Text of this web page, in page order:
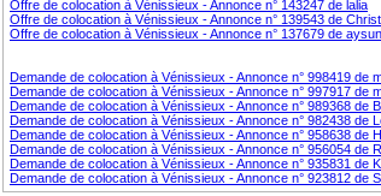
Offre de colocation à Vénissieux - Annonce n° 143247 de lalia
Offre de colocation à Vénissieux - Annonce n° 139543 de
Offre de colocation à Vénissieux - Annonce n° 137679 de aysun
Demande de colocation à Vénissieux - Annonce n° 998419 de
Demande de colocation à Vénissieux - Annonce n° 997917 de
Demande de colocation à Vénissieux - Annonce n° 989368 de
Demande de colocation à Vénissieux - Annonce n° 982438 de
Demande de colocation à Vénissieux - Annonce n° 958638 de
Demande de colocation à Vénissieux - Annonce n° 956054 de
Demande de colocation à Vénissieux - Annonce n° 935831 de
Demande de colocation à Vénissieux - Annonce n° 923812 de